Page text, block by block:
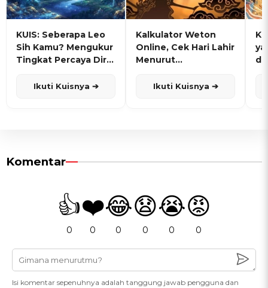
KUIS: Seberapa Leo
Sih Kamu? Mengukur
Tingkat Percaya Diri
Ikuti Kuisnya ➔
Kalkulator Weton
Online, Cek Hari Lahir
Menurut
Ikuti Kuisnya ➔
Komentar
👍
0
❤️
0
😂
0
😧
0
😭
0
😡
0
Isi komentar sepenuhnya adalah tanggung jawab pengguna dan